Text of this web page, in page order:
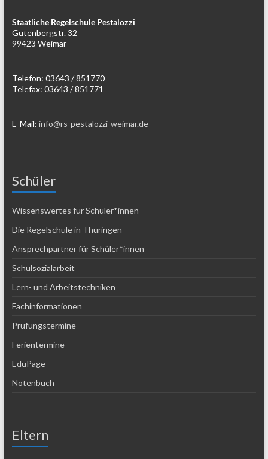
Staatliche Regelschule Pestalozzi
Gutenbergstr. 32
99423 Weimar
Telefon: 03643 / 851770
Telefax: 03643 / 851771
E-Mail: info@rs-pestalozzi-weimar.de
Schüler
Wissenswertes für Schüler*innen
Die Regelschule in Thüringen
Ansprechpartner für Schüler*innen
Schulsozialarbeit
Lern- und Arbeitstechniken
Fachinformationen
Prüfungstermine
Ferientermine
EduPage
Notenbuch
Eltern